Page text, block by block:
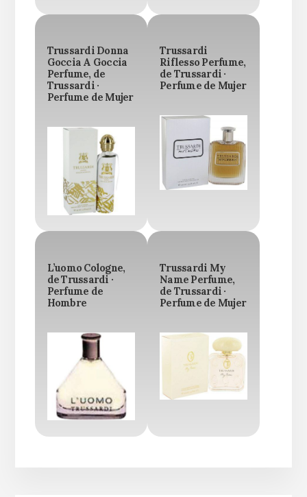
Trussardi Donna
Goccia A Goccia
Perfume, de
Trussardi ·
Perfume de Mujer
Trussardi
Riflesso Perfume,
de Trussardi ·
Perfume de Mujer
L’uomo Cologne,
de Trussardi ·
Perfume de
Hombre
Trussardi My
Name Perfume,
de Trussardi ·
Perfume de Mujer